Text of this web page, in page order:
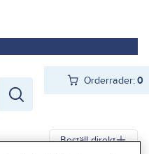
Orderrader:0
Beställ direkt